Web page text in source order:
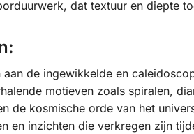
dat textuur en diepte
de ingewikkelde en
motieven zoals spiralen,
de kosmische orde van het
en inzichten die verkregen zijn